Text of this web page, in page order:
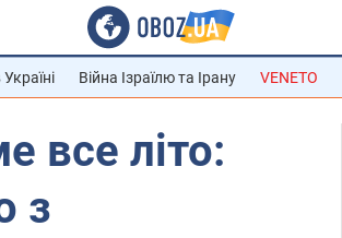
Війна Ізраїлю та Ірану VENETO
все літо:
з